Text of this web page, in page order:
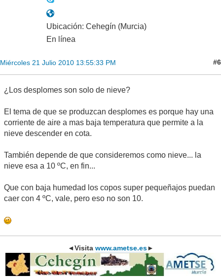
Ubicación: Cehegín (Murcia)
En línea
Miércoles 21 Julio 2010 13:55:33 PM #6
¿Los desplomes son solo de nieve?
El tema de que se produzcan desplomes es porque hay una
corriente de aire a mas baja temperatura que permite a la
nieve descender en cota.
También depende de que consideremos como nieve... la
nieve esa a 10 ºC, en fin...
Que con baja humedad los copos super pequeñajos puedan
caer con 4 ºC, vale, pero eso no son 10.
◄Visita www.ametse.es►